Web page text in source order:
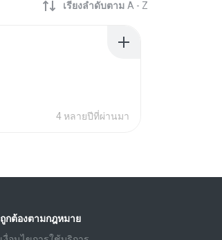
เรียงลำดับตาม A - Z
4 หลายปีที่ผ่านมา
ถูกต้องตามกฎหมาย